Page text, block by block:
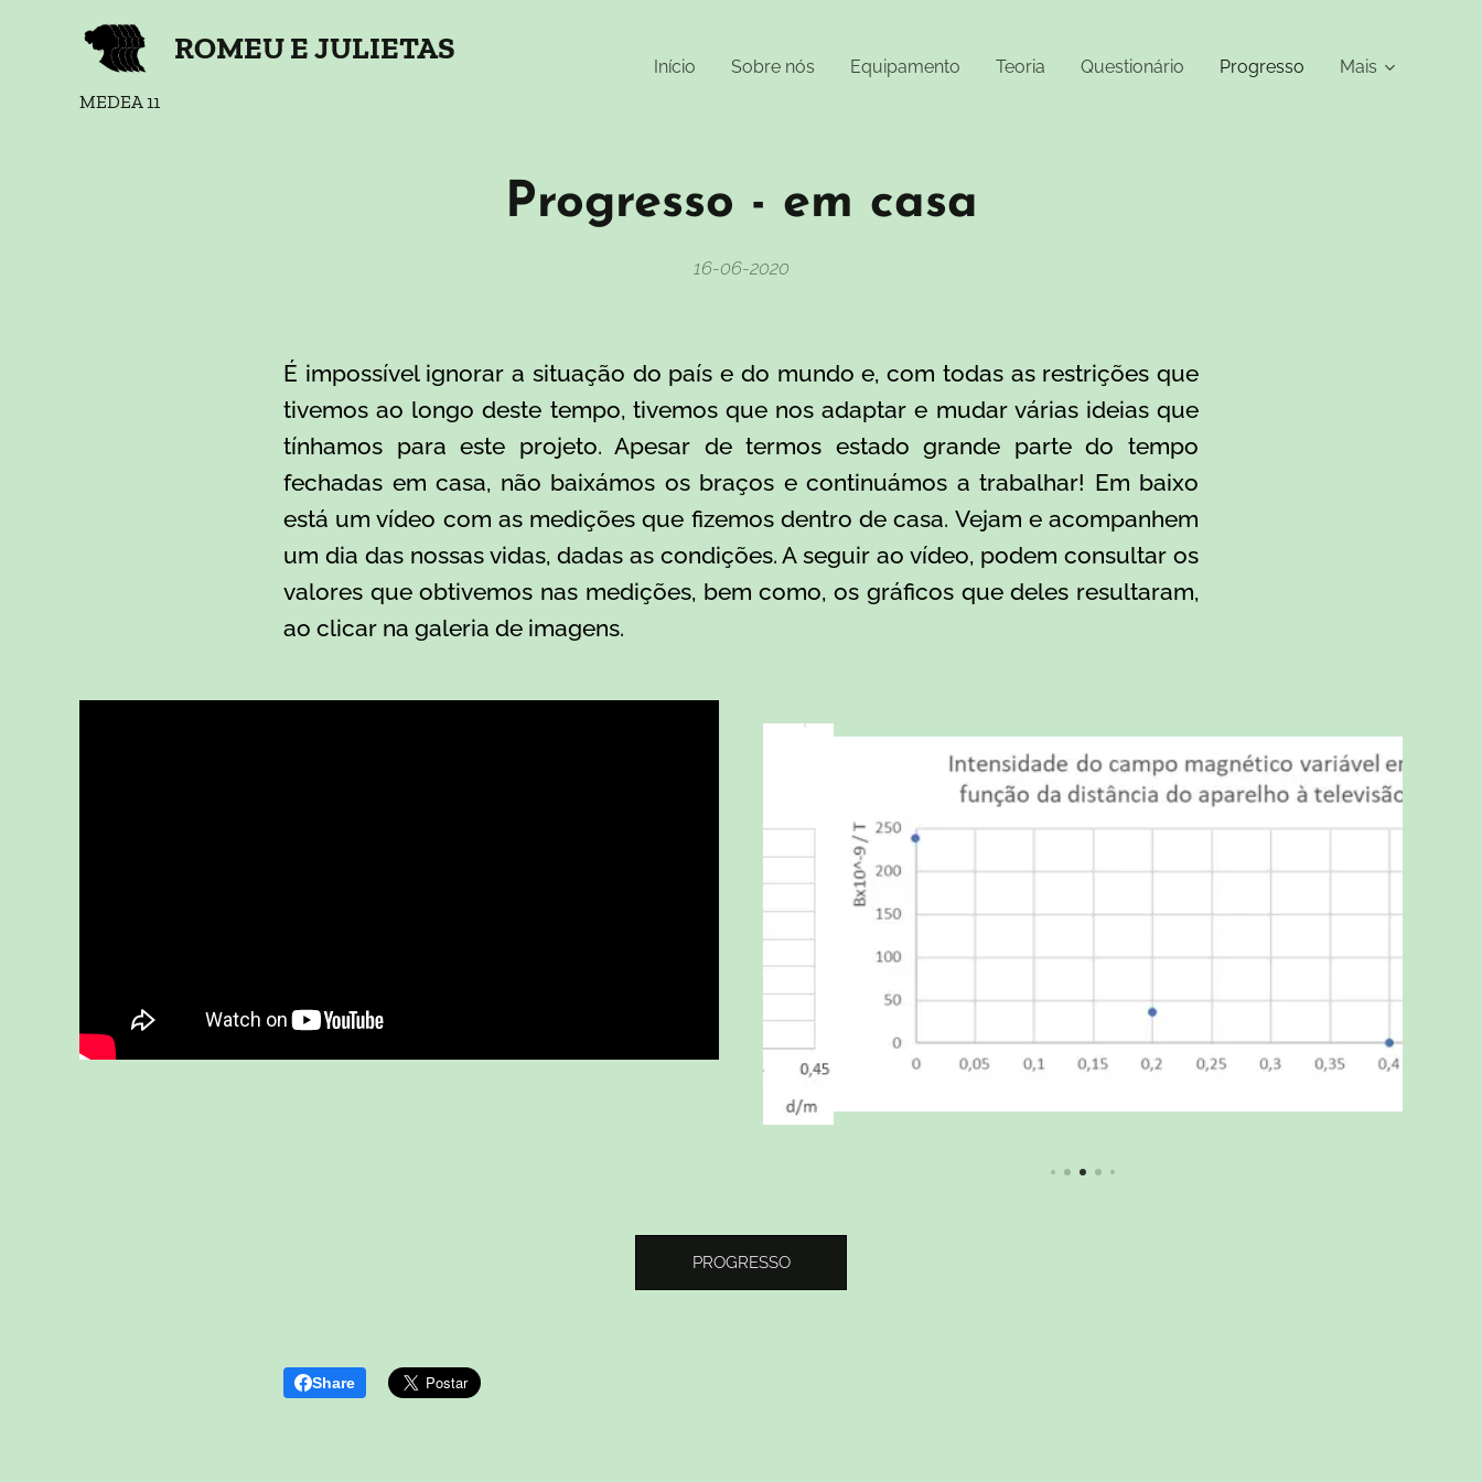
ROMEU E JULIETAS
MEDEA 11
Início Sobre nós Equipamento Teoria Questionário Progresso Mais
Progresso - em casa
16-06-2020
É impossível ignorar a situação do país e do mundo e, com todas as restrições que
tivemos ao longo deste tempo, tivemos que nos adaptar e mudar várias ideias que
tínhamos para este projeto. Apesar de termos estado grande parte do tempo
fechadas em casa, não baixámos os braços e continuámos a trabalhar! Em baixo
está um vídeo com as medições que fizemos dentro de casa. Vejam e acompanhem
um dia das nossas vidas, dadas as condições. A seguir ao vídeo, podem consultar os
valores queobtivemos nas medições, bem como, os gráficos que deles resultaram,
ao clicar na galeria de imagens.
PROGRESSO
Share